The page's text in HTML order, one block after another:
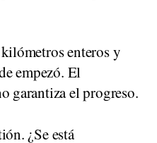
enteros y
empezó. El
garantiza el progreso.
¿Se está